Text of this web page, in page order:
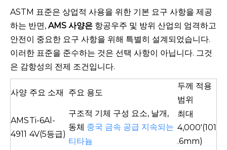
ASTM 표준은 상업적 사용을 위한 기본 요구 사항을 제공
하는 반면, AMS 사양은 항공우주 및 방위 산업의 엄격하고
안전이 중요한 요구 사항을 위해 특별히 설계되었습니다.
이러한 표준을 준수하는 것은 선택 사항이 아닙니다. 그것
은 감항성의 전제 조건입니다.
사양 주요 소재 주요 용도
두께 적용
범위
AMS
4911
Ti-6Al-
4V(5등급)
구조적 기체 구성 요소, 날개,
동체 중국 금속 공급 지속되는
티타늄
최대
4,000'(101
.6mm)